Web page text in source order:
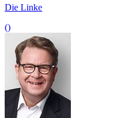
Die Linke
()